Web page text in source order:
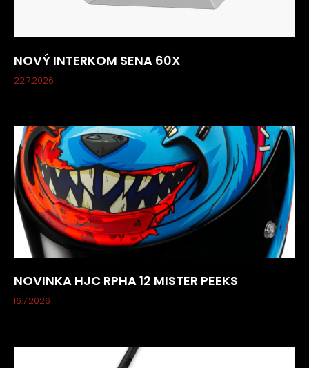
NOVÝ INTERKOM SENA 60X
22.7.2026
NOVINKA HJC RPHA 12 MISTER PEEKS
16.7.2026